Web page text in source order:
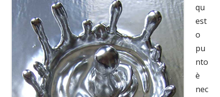
qu
est
o
pu
nto
è
nec